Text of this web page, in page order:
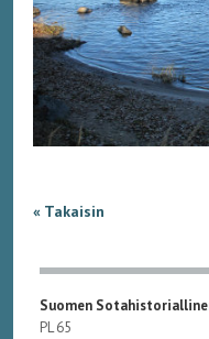
« Takaisin
Suomen
PL 65